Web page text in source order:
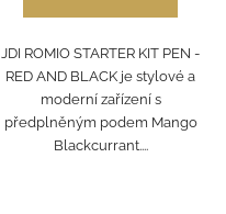
JDI ROMIO STARTER KIT PEN -
RED AND BLACK je stylové a
moderní zařízení s
předplněným podem Mango
Blackcurrant....